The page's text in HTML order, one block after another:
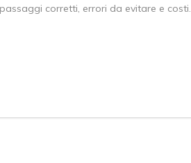
corretti, errori da evitare e costi.